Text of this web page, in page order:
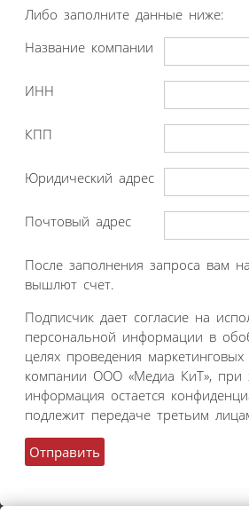
Либо заполните данные ниже:
Название компании
ИНН
КПП
Юридический адрес
Почтовый адрес
После заполнения запроса вам
вышлют счет.
Подписчик дает согласие на
персональной информации в
целях проведения маркетинговых
компании ООО «Медиа КиТ», при
информация остается
подлежит передаче третьим